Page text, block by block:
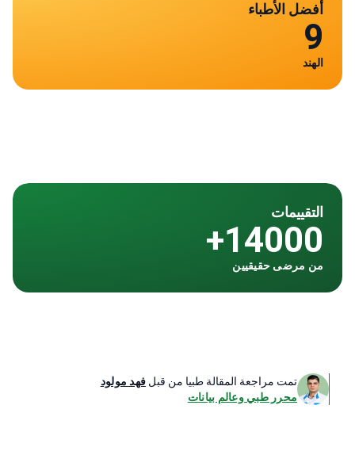
تمت مراجعة المقالة طبيا من قبل فهد مولود
محرر طبي وعالم بيانات
أفضل الأطباء
9
الهند
التقييمات
14000+
من مرضى حقيقيين